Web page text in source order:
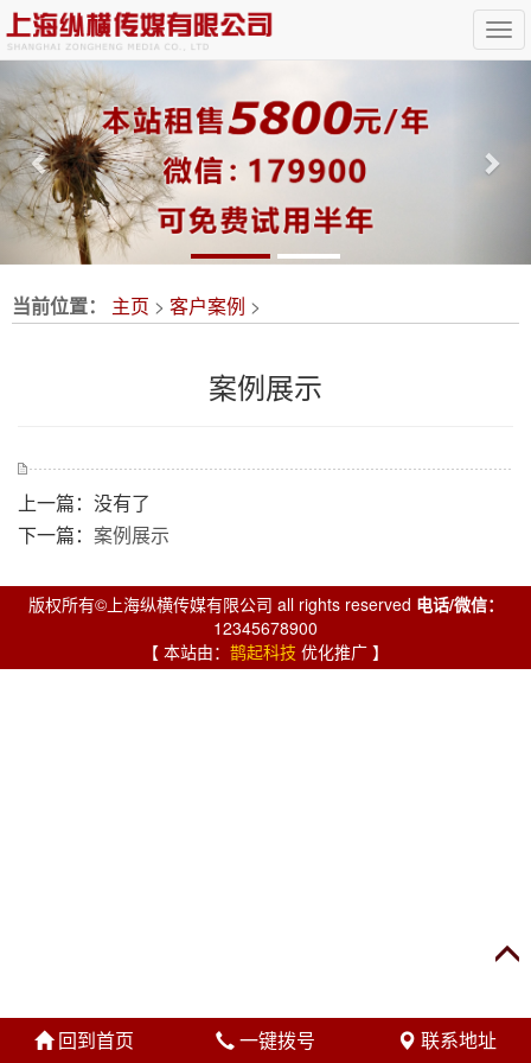
Previous
当前位置： 主页 > 客户案例 >
案例展示
上一篇：没有了
下一篇： 案例展示
版权所有©上海纵横传媒有限公司 all rights reserved 电话/微信：
12345678900
【 本站由： 鹊起科技 优化推广 】
回到首页 一键拨号 联系地址